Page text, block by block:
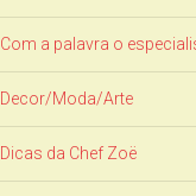
Com a palavra o
Decor/Moda/Arte
Dicas da Chef Zoë